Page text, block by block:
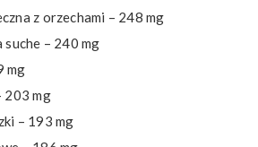
z orzechami – 248 mg
suche – 240 mg
mg
203 mg
– 193 mg